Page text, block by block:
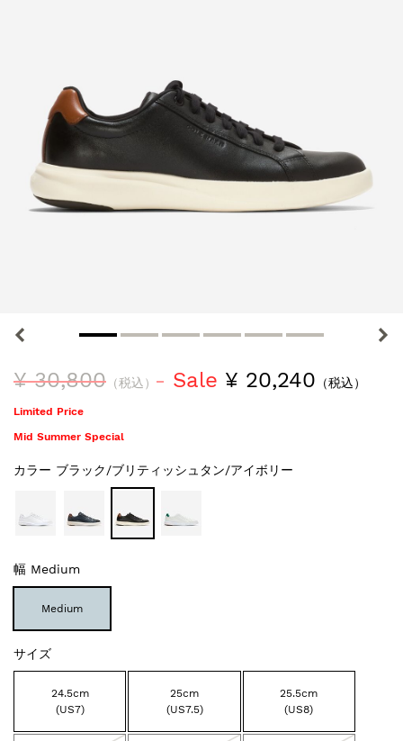
¥ 30,800 （税込） Sale ¥ 20,240 （税込）
Limited Price
Mid Summer Special
カラー ブラック/ブリティッシュタン/アイボリー
幅 Medium
Medium
サイズ
24.5cm
(US7)
25cm
(US7.5)
25.5cm
(US8)